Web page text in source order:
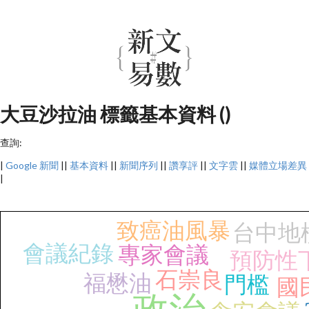
大豆沙拉油 標籤基本資料 ()
查詢:
| Google 新聞 || 基本資料 || 新聞序列 || 讚享評 || 文字雲 || 媒體立場差異
|
石崇良
福懋油
專家會議
門檻
致癌油風暴
國
預防性
台中地
會議紀錄